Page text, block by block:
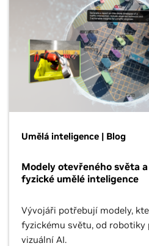
Umělá inteligence | Blog
Modely otevřeného světa
fyzické umělé inteligence
Vývojáři potřebují modely,
fyzickému světu, od robotiky
vizuální AI.